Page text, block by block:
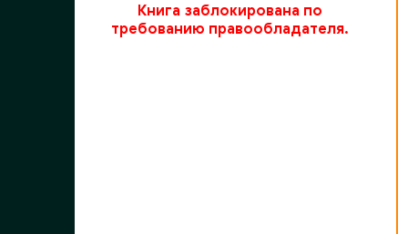
Книга заблокирована по
требованию правообладателя.